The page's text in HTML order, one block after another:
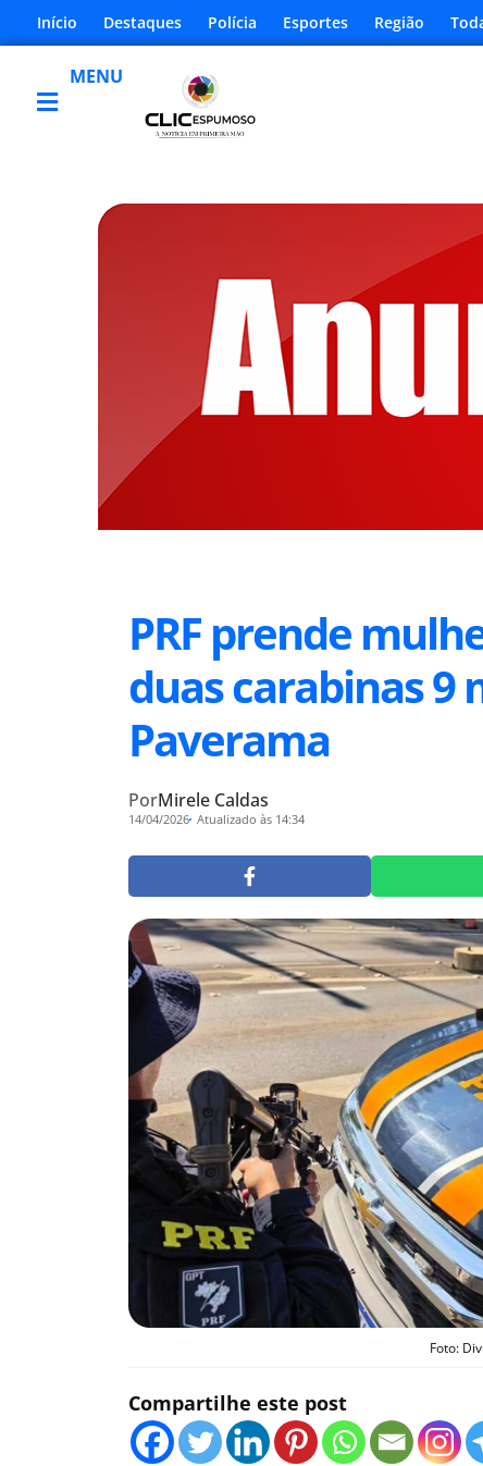
Início Destaques Polícia Esportes Região
MENU
PRF prende
duas carabinas 9
Paverama
PorMirele Caldas
14/04/2026 Atualizado às 14:34
Foto:
Compartilhe este post